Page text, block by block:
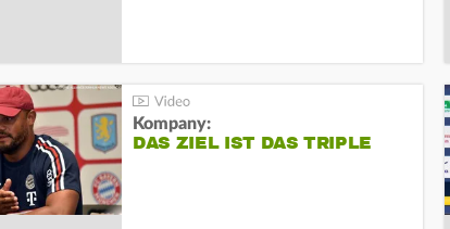
Kompany:
DAS ZIEL IST DAS TRIPLE